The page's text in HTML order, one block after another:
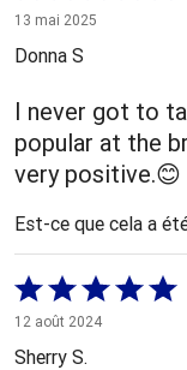
5 sur
5
13 mai 2025
Donna S
I never got to
popular at the
very positive.😊
Est-ce que cela a
Coté
5 sur
5
12 août 2024
Sherry S.